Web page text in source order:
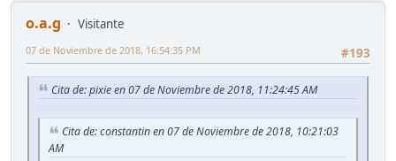
o.a.g
Visitante
#193
07 de Noviembre de 2018, 16:54:35 PM
Cita de: pixie en 07 de Noviembre de 2018, 11:24:45 AM
Cita de: constantin en 07 de Noviembre de 2018, 10:21:03
AM